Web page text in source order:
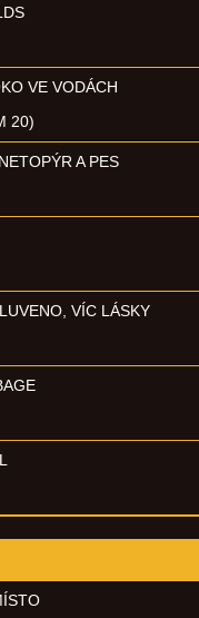
VE VODÁCH
20)
A PES
VÍC LÁSKY